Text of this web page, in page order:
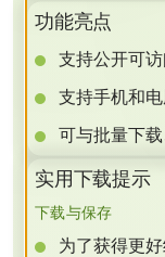
功能亮点
支持公开可访
支持手机和
可与批量下
实用下载提示
下载与保存
为了获得更